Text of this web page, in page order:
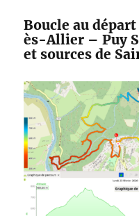
Boucle au
ès-Allier – Puy
et sources de